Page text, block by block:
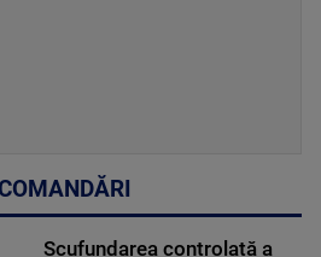
Scufundarea controlată a